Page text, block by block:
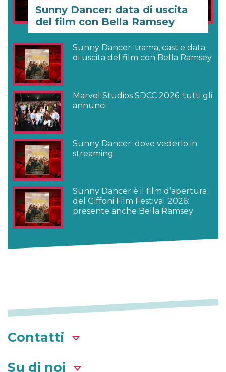
Sunny Dancer: data di uscita
del film con Bella Ramsey
Sunny Dancer: trama, cast e data
di uscita del film con Bella Ramsey
Marvel Studios SDCC 2026: tutti gli
annunci
Sunny Dancer: dove vederlo in
streaming
Sunny Dancer è il film d’apertura
del Giffoni Film Festival 2026:
presente anche Bella Ramsey
Contatti
Su di noi